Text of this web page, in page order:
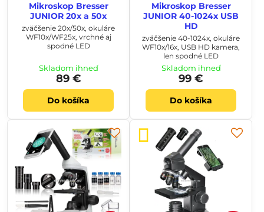
Mikroskop Bresser
JUNIOR 20x a 50x
zväčšenie 20x/50x, okuláre
WF10x/WF25x, vrchné aj
spodné LED
Skladom ihneď
89 €
Do košíka
Mikroskop Bresser
JUNIOR 40-1024x USB
HD
zväčšenie 40-1024x, okuláre
WF10x/16x, USB HD kamera,
len spodné LED
Skladom ihneď
99 €
Do košíka